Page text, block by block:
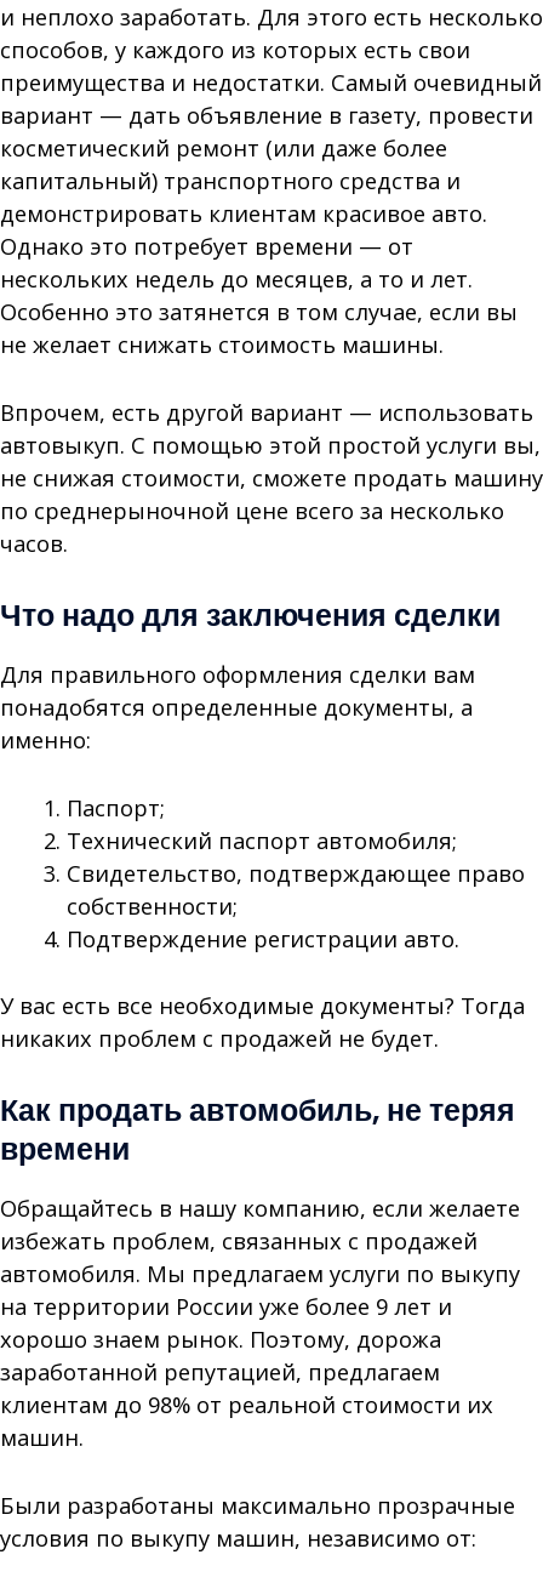
и неплохо заработать. Для этого есть несколько
способов, у каждого из которых есть свои
преимущества и недостатки. Самый очевидный
вариант — дать объявление в газету, провести
косметический ремонт (или даже более
капитальный) транспортного средства и
демонстрировать клиентам красивое авто.
Однако это потребует времени — от
нескольких недель до месяцев, а то и лет.
Особенно это затянется в том случае, если вы
не желает снижать стоимость машины.
Впрочем, есть другой вариант — использовать
автовыкуп. С помощью этой простой услуги вы,
не снижая стоимости, сможете продать машину
по среднерыночной цене всего за несколько
часов.
Что надо для заключения сделки
Для правильного оформления сделки вам
понадобятся определенные документы, а
именно:
Паспорт;
Технический паспорт автомобиля;
Свидетельство, подтверждающее право
собственности;
Подтверждение регистрации авто.
У вас есть все необходимые документы? Тогда
никаких проблем с продажей не будет.
Как продать автомобиль, не теряя
времени
Обращайтесь в нашу компанию, если желаете
избежать проблем, связанных с продажей
автомобиля. Мы предлагаем услуги по выкупу
на территории России уже более 9 лет и
хорошо знаем рынок. Поэтому, дорожа
заработанной репутацией, предлагаем
клиентам до 98% от реальной стоимости их
машин.
Были разработаны максимально прозрачные
условия по выкупу машин, независимо от: